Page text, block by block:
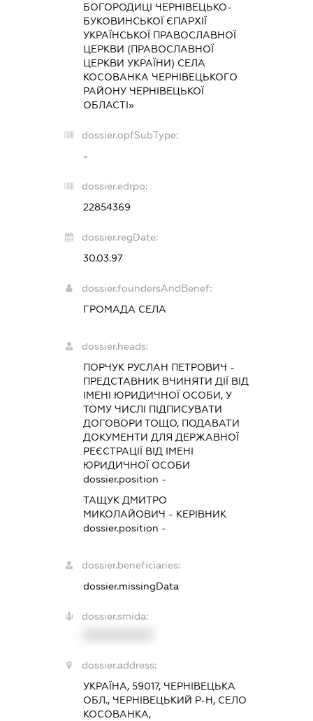
БОГОРОДИЦІ ЧЕРНІВЕЦЬКО-
БУКОВИНСЬКОЇ ЄПАРХІЇ
УКРАЇНСЬКОЇ ПРАВОСЛАВНОЇ
ЦЕРКВИ (ПРАВОСЛАВНОЇ
ЦЕРКВИ УКРАЇНИ) СЕЛА
КОСОВАНКА ЧЕРНІВЕЦЬКОГО
РАЙОНУ ЧЕРНІВЕЦЬКОЇ
ОБЛАСТІ»
dossier.opfSubType:
-
dossier.edrpo:
22854369
dossier.regDate:
30.03.97
dossier.foundersAndBenef:
ГРОМАДА СЕЛА
dossier.heads:
ПОРЧУК РУСЛАН ПЕТРОВИЧ -
ПРЕДСТАВНИК ВЧИНЯТИ ДІЇ ВІД
ІМЕНІ ЮРИДИЧНОЇ ОСОБИ, У
ТОМУ ЧИСЛІ ПІДПИСУВАТИ
ДОГОВОРИ ТОЩО, ПОДАВАТИ
ДОКУМЕНТИ ДЛЯ ДЕРЖАВНОЇ
РЕЄСТРАЦІЇ ВІД ІМЕНІ
ЮРИДИЧНОЇ ОСОБИ
dossier.position -
ТАЩУК ДМИТРО
МИКОЛАЙОВИЧ - КЕРІВНИК
dossier.position -
dossier.beneficiaries:
dossier.missingData
dossier.smida:
dossier.address:
УКРАЇНА, 59017, ЧЕРНІВЕЦЬКА
ОБЛ., ЧЕРНІВЕЦЬКИЙ Р-Н, СЕЛО
КОСОВАНКА,